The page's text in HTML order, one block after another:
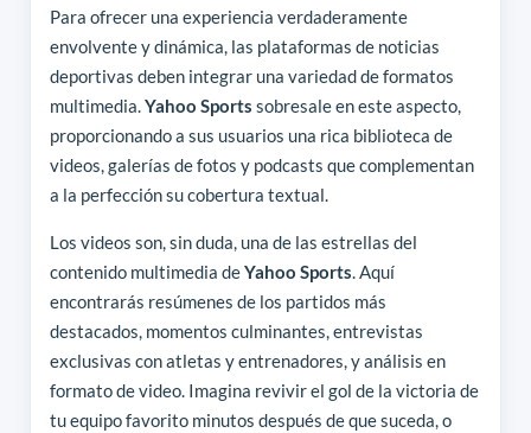
Para ofrecer una experiencia verdaderamente
envolvente y dinámica, las plataformas de noticias
deportivas deben integrar una variedad de formatos
multimedia.Yahoo Sports sobresale en este aspecto,
proporcionando a sus usuarios una rica biblioteca de
videos, galerías de fotos y podcasts que complementan
a la perfección su cobertura textual.
Los videos son, sin duda, una de las estrellas del
contenido multimedia deYahoo Sports. Aquí
encontrarás resúmenes de los partidos más
destacados, momentos culminantes, entrevistas
exclusivas con atletas y entrenadores, y análisis en
formato de video. Imagina revivir el gol de la victoria de
tu equipo favorito minutos después de que suceda, o